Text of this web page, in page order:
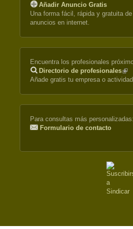
Añadir Anuncio Gratis
Una forma fácil, rápida y gratuita
anuncios en internet.
Encuentra los profesionales
Directorio de profesionales(link
is
Añade gratis tu empresa o
Para consultas más personalizadas:
Formulario de contacto